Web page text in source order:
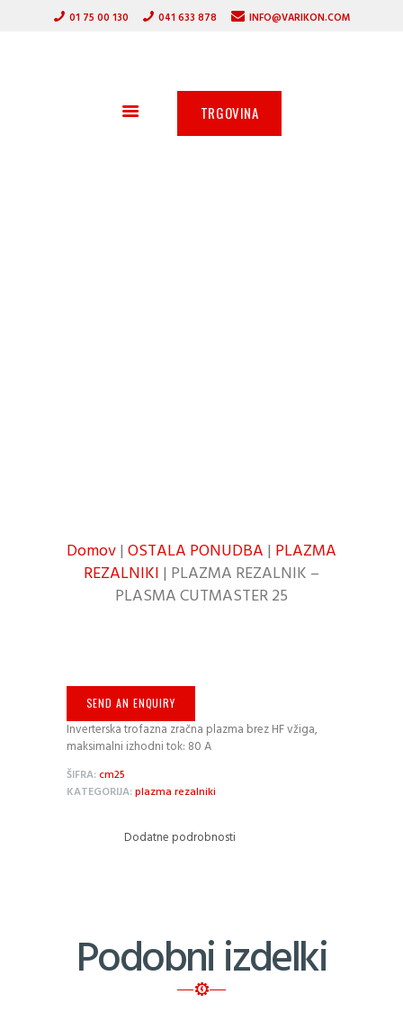
01 75 00 130 041 633 878 INFO@VARIKON.COM
TRGOVINA
DOMOV
ZAŠČITNA OPREMA
Domov| OSTALA PONUDBA | PLAZMA
REZALNIKI | PLAZMA REZALNIK –
PLASMA CUTMASTER 25
SEND AN ENQUIRY
Inverterska trofazna zračna plazma brez HF vžiga,
maksimalni izhodni tok: 80 A
ŠIFRA:cm25
KATEGORIJA:plazma rezalniki
Dodatne podrobnosti
Podobni izdelki